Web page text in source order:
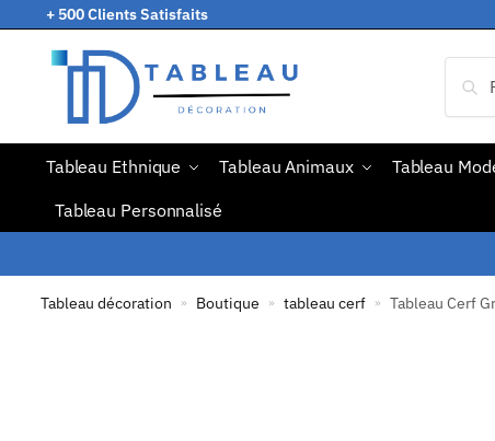
+ 500 Clients Satisfaits
Tableau Ethnique Tableau Animaux Tableau
Tableau Personnalisé
Tableau décoration » Boutique » tableau cerf » Tableau Cerf